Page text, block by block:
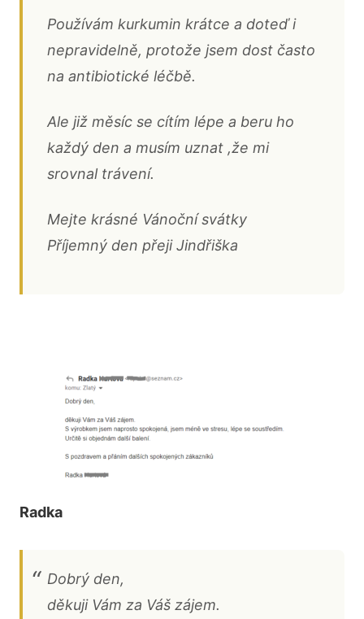
Používám kurkumin krátce a doteď i
nepravidelně, protože jsem dost často
na antibiotické léčbě.
Ale již měsíc se cítím lépe a beru ho
každý den a musím uznat ,že mi
srovnal trávení.
Mejte krásné Vánoční svátky
Příjemný den přeji Jindřiška
Radka
Dobrý den,
děkuji Vám za Váš zájem.